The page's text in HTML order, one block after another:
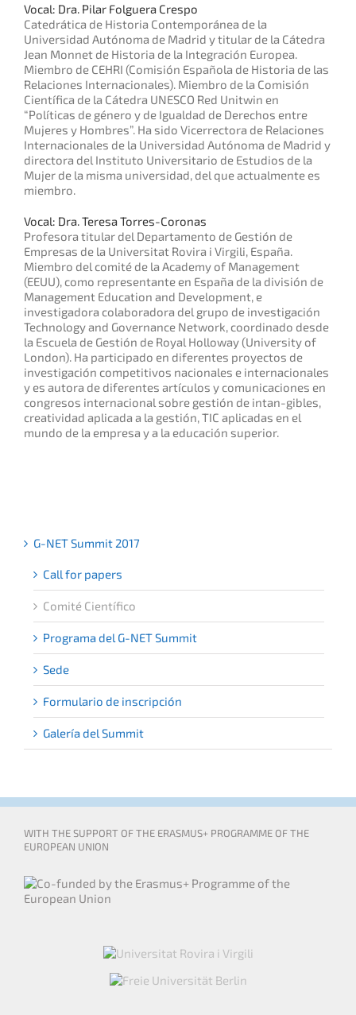
Vocal: Dra. Pilar Folguera Crespo
Catedrática de Historia Contemporánea de la
Universidad Autónoma de Madrid y titular de la Cátedra
Jean Monnet de Historia de la Integración Europea.
Miembro de CEHRI (Comisión Española de Historia de las
Relaciones Internacionales). Miembro de la Comisión
Científica de la Cátedra UNESCO Red Unitwin en
“Políticas de género y de Igualdad de Derechos entre
Mujeres y Hombres”. Ha sido Vicerrectora de Relaciones
Internacionales de la Universidad Autónoma de Madrid y
directora del Instituto Universitario de Estudios de la
Mujer de la misma universidad, del que actualmente es
miembro.
Vocal: Dra. Teresa Torres-Coronas
Profesora titular del Departamento de Gestión de
Empresas de la Universitat Rovira i Virgili, España.
Miembro del comité de la Academy of Management
(EEUU), como representante en España de la división de
Management Education and Development, e
investigadora colaboradora del grupo de investigación
Technology and Governance Network, coordinado desde
la Escuela de Gestión de Royal Holloway (University of
London). Ha participado en diferentes proyectos de
investigación competitivos nacionales e internacionales
y es autora de diferentes artículos y comunicaciones en
congresos internacional sobre gestión de intan-gibles,
creatividad aplicada a la gestión, TIC aplicadas en el
mundo de la empresa y a la educación superior.
G-NET Summit 2017
Call for papers
Comité Científico
Programa del G-NET Summit
Sede
Formulario de inscripción
Galería del Summit
WITH THE SUPPORT OF THE ERASMUS+ PROGRAMME OF THE
EUROPEAN UNION